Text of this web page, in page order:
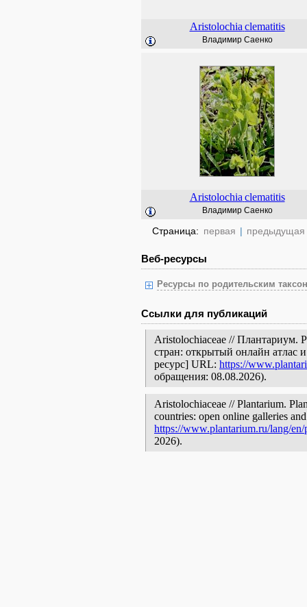
Aristolochia clematitis
Владимир Саенко
Aristolochia clematitis
Владимир Саенко
Страница: первая | предыдущая
Веб-ресурсы
Ресурсы по родительским
Ссылки для публикаций
Aristolochiaceae // Плантариум.
стран: открытый онлайн атлас
ресурс] URL: https://
обращения: 08.08.2026).
Aristolochiaceae // Plantarium.
countries: open online galleries
https://www.plantarium.ru/lang/
2026).